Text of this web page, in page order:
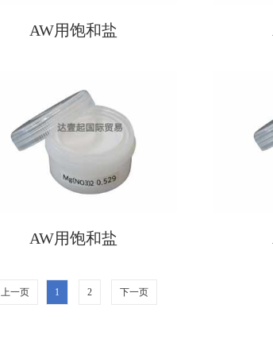
AW用饱和盐
AW用饱和盐
上一页 1 2 下一页